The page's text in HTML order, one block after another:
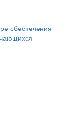
обеспечения